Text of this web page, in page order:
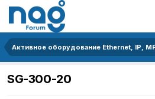
SG-300-20